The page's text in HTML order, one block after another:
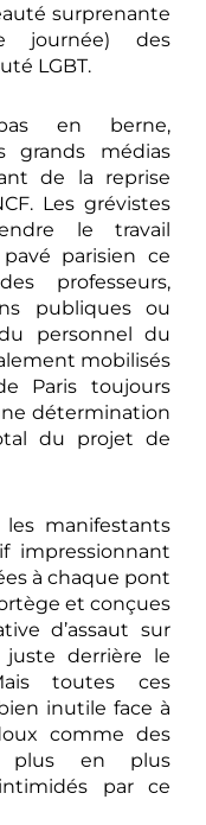
surprenante
journée) des
LGBT.
en berne,
grands médias
de la reprise
Les grévistes
le travail
parisien ce
professeurs,
publiques ou
personnel du
mobilisés
Paris toujours
détermination
du projet de
manifestants
impressionnant
à chaque pont
et conçues
d’assaut sur
juste derrière le
toutes ces
inutile face à
comme des
plus en plus
par ce